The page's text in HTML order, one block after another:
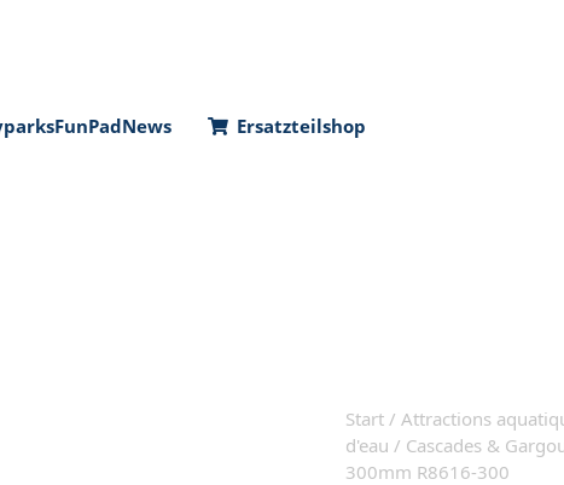
FunPadNews Ersatzteilshop
Start / Attractions
d'eau / Cascades &
300mm R8616-300